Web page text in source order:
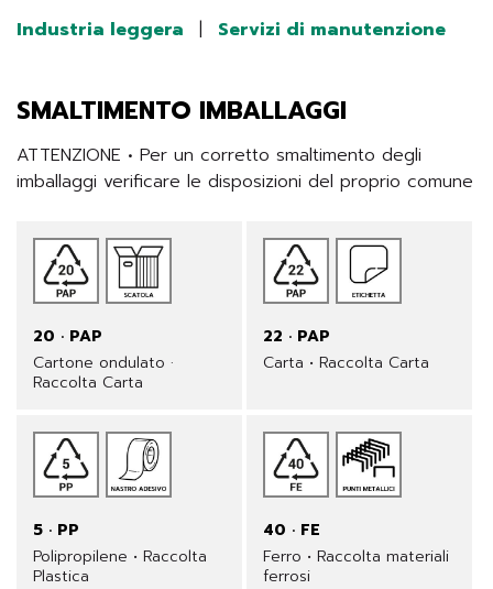
Industria leggera | Servizi di manutenzione
SMALTIMENTO IMBALLAGGI
ATTENZIONE • Per un corretto smaltimento degli
imballaggi verificare le disposizioni del proprio comune
20 · PAP
Cartone ondulato ·
Raccolta Carta
22 · PAP
Carta • Raccolta Carta
5 · PP
Polipropilene • Raccolta
Plastica
40 · FE
Ferro • Raccolta materiali
ferrosi